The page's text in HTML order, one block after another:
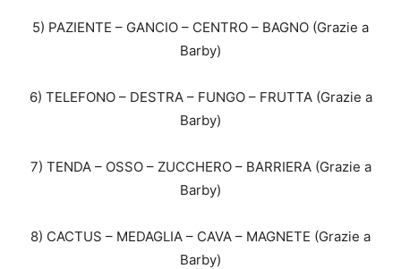
5) PAZIENTE – GANCIO – CENTRO – BAGNO (Grazie a
Barby)
6) TELEFONO – DESTRA – FUNGO – FRUTTA (Grazie a
Barby)
7) TENDA – OSSO – ZUCCHERO – BARRIERA (Grazie a
Barby)
8) CACTUS – MEDAGLIA – CAVA – MAGNETE (Grazie a
Barby)